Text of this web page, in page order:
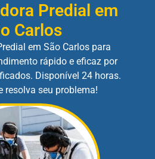
Predial em
Carlos
em São Carlos para
rápido e eficaz por
Disponível 24 horas.
resolva seu problema!